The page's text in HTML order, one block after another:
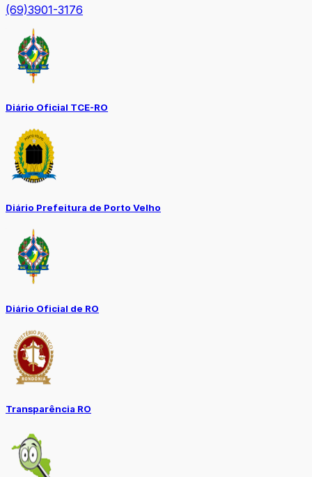
(69)3901-3176
Diário Oficial TCE-RO
Diário Prefeitura de Porto Velho
Diário Oficial de RO
Transparência RO